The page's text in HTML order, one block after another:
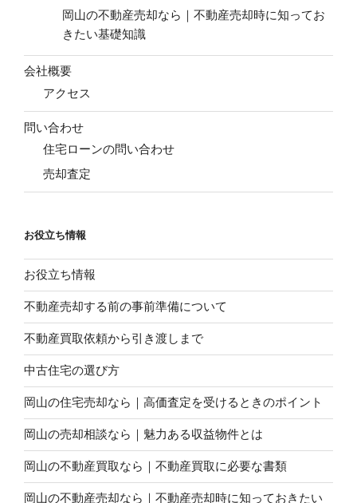
岡山の不動産売却なら｜不動産売却時に知ってお
きたい基礎知識
会社概要
アクセス
問い合わせ
住宅ローンの問い合わせ
売却査定
お役立ち情報
お役立ち情報
不動産売却する前の事前準備について
不動産買取依頼から引き渡しまで
中古住宅の選び方
岡山の住宅売却なら｜高価査定を受けるときのポイント
岡山の売却相談なら｜魅力ある収益物件とは
岡山の不動産買取なら｜不動産買取に必要な書類
岡山の不動産売却なら｜不動産売却時に知っておきたい